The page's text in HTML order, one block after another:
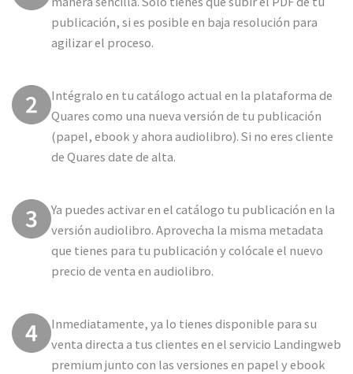
publicación, si es posible en baja resolución para
agilizar el proceso.
Intégralo en tu catálogo actual en la plataforma de
Quares como una nueva versión de tu publicación
(papel, ebook y ahora audiolibro). Si no eres cliente
de Quares date de alta.
Ya puedes activar en el catálogo tu publicación en la
versión audiolibro. Aprovecha la misma metadata
que tienes para tu publicación y colócale el nuevo
precio de venta en audiolibro.
Inmediatamente, ya lo tienes disponible para su
venta directa a tus clientes en el servicio Landingweb
premium junto con las versiones en papel y ebook